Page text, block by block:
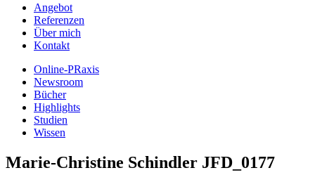
Angebot
Referenzen
Über mich
Kontakt
Online-PRaxis
Newsroom
Bücher
Highlights
Studien
Wissen
Marie-Christine Schindler JFD_0177